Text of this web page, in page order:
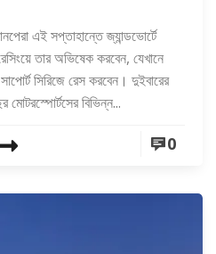
এই সপ্তাহান্তে জ্যান্ডভোর্টে
তার অভিষেক করবেন, যেখানে
সাপোর্ট সিরিজে রেস করবেন। দুইবারের
মোটরস্পোর্টসের বিভিন্ন...
0